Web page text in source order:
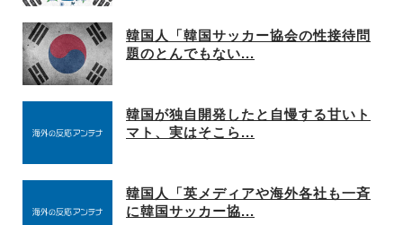
韓国人「韓国サッカー協会の性接待問
題のとんでもない...
韓国が独自開発したと自慢する甘いト
マト、実はそこら...
韓国人「英メディアや海外各社も一斉
に韓国サッカー協...